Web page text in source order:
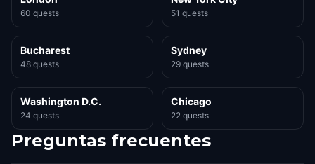
60 quests 51 quests
Bucharest
48 quests
Sydney
29 quests
Washington D.C.
24 quests
Chicago
22 quests
Preguntas frecuentes